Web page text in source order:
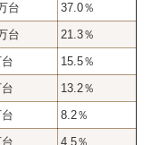
台
37.0％
台
21.3％
15.5％
13.2％
8.2％
4.5％